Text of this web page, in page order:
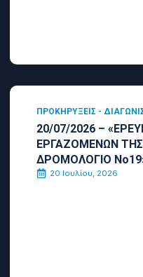
ΠΡΟΚΗΡΎΞΕΙΣ -
20/07/2026 –
ΕΡΓΑΖΟΜΕΝΩΝ ΤΗΣ
ΔΡΟΜΟΛΟΓΙΟ
20 Ιουλίου, 2026